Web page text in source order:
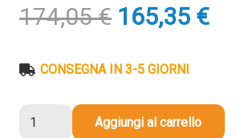
174,05€ Il
prezzo
era:
165,35 €Il
CONSEGNA IN 3-5 GIORNI
Aggiungi al carrello